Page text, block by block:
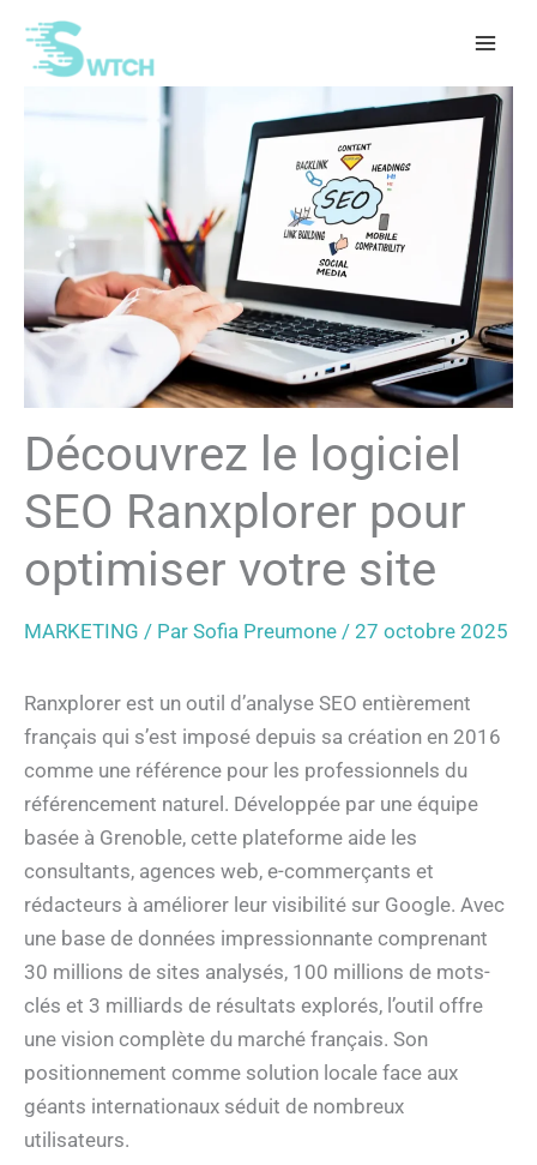
contenu
Découvrez le logiciel
SEO Ranxplorer pour
optimiser votre site
MARKETING / Par Sofia Preumone / 27 octobre 2025
Ranxplorer est un outil d’analyse SEO entièrement
français qui s’est imposé depuis sa création en 2016
comme une référence pour les professionnels du
référencement naturel. Développée par une équipe
basée à Grenoble, cette plateforme aide les
consultants, agences web, e-commerçants et
rédacteurs à améliorer leur visibilité sur Google. Avec
une base de données impressionnante comprenant
30 millions de sites analysés, 100 millions de mots-
clés et 3 milliards de résultats explorés, l’outil offre
une vision complète du marché français. Son
positionnement comme solution locale face aux
géants internationaux séduit de nombreux
utilisateurs.